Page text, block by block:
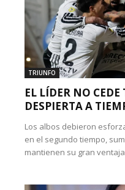
TRIUNFO
EL LÍDER NO
DESPIERTA A
Los albos debieron
en el segundo tiempo,
mantienen su gran